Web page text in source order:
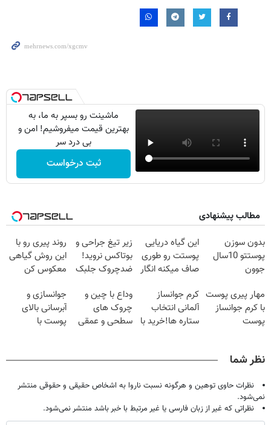
ماشینت رو بسپر به ما، به
بهترین قیمت میفروشیم! امن و
بی درد سر
ثبت درخواست
مطالب پیشنهادی
بدون سوزن
پوستتو 10سال
جوون
پاییزی
این گیاه دریایی
پوستت رو طوری
صاف میکنه انگار
شدی🔥
زیر تیغ جراحی و
بوتاکس نروید!
ضدچروک جلبک
روند پیری رو با
این روش گیاهی
معکوس کن
مهار پیری پوست
با کرم جوانساز
پوست
کرم جوانساز
آلمانی انتخاب
ستاره ها!خرید با
وداع با چین و
چروک های
سطحی و عمقی
جوانسازی و
آبرسانی بالای
پوست با
نظر شما
نظرات حاوی توهین و هرگونه نسبت ناروا به اشخاص حقیقی و حقوقی منتشر
نمی‌شود.
نظراتی که غیر از زبان فارسی یا غیر مرتبط با خبر باشد منتشر نمی‌شود.